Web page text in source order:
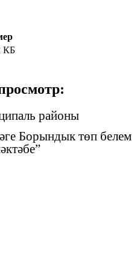
КБ
районы
Борындык төп белем